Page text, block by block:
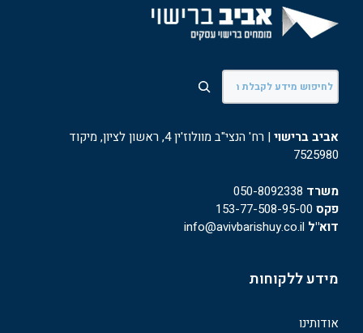
חיפוש
אביב ברישוי
| רח' הנצי"ב מוולוז'ין 4, ראשון לציון, מיקוד
7525980
משרד 050-8092338
פקס
דוא"ל
מידע ללקוחות
אודותינו